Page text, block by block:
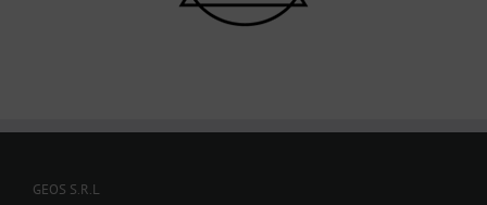
GEOS S.R.L